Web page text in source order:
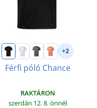
+2
Férfi póló Chance
RAKTÁRON
szerdán 12. 8.önnél